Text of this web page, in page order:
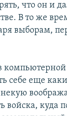
что он и
В то же
выборам,
компьютерной
себе еще
некую
войска, куда